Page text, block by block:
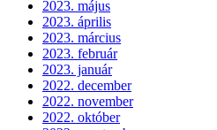
2023. május
2023. április
2023. március
2023. február
2023. január
2022. december
2022. november
2022. október